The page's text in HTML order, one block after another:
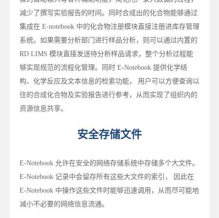
减少了撰写实验报告的时间。同时合成出的化合物能够通过
集成在 E-notebook 中的化合物注册模块直接注册进库存管理
系统。如果需要分析部门进行样品分析，则可以通过内置的
RD LIMS 模块直接发送待分析样品请求，整个分析过程能
够实现规范的流程化管理。同时 E-Notebook 提供化学结
构、化学反应及文本信息的检索功能， 用户可以方便查询以
往的合成化合物及实验报告进行参考，从而实现了组织内的
资源信息共享。
安全存储文件
E-Notebook 允许在安全的网络存储系统中存储多个大文件。
E-Notebook 记录中会留存所有这些大文件的索引， 因此在
E-Notebook 中操作这些文件时能够迅速调用，从而尽可能地
减小不必要的网络信息流通。